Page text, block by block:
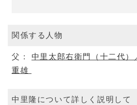
関係する人物
父： 中里太郎右衛門（十二代）
重雄
中里隆について詳しく説明して